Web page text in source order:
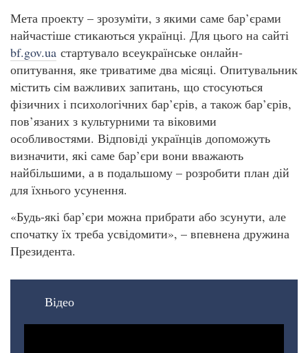
Мета проекту – зрозуміти, з якими саме бар’єрами
найчастіше стикаються українці. Для цього на сайті
bf.gov.ua стартувало всеукраїнське онлайн-
опитування, яке триватиме два місяці. Опитувальник
містить сім важливих запитань, що стосуються
фізичних і психологічних бар’єрів, а також бар’єрів,
пов’язаних з культурними та віковими
особливостями. Відповіді українців допоможуть
визначити, які саме бар’єри вони вважають
найбільшими, а в подальшому – розробити план дій
для їхнього усунення.
«Будь-які бар’єри можна прибрати або зсунути, але
спочатку їх треба усвідомити», – впевнена дружина
Президента.
Відео